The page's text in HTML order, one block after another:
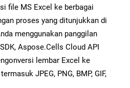
file MS Excel ke berbagai
proses yang ditunjukkan di
menggunakan panggilan
Aspose.Cells Cloud API
lembar Excel ke
JPEG, PNG, BMP, GIF,